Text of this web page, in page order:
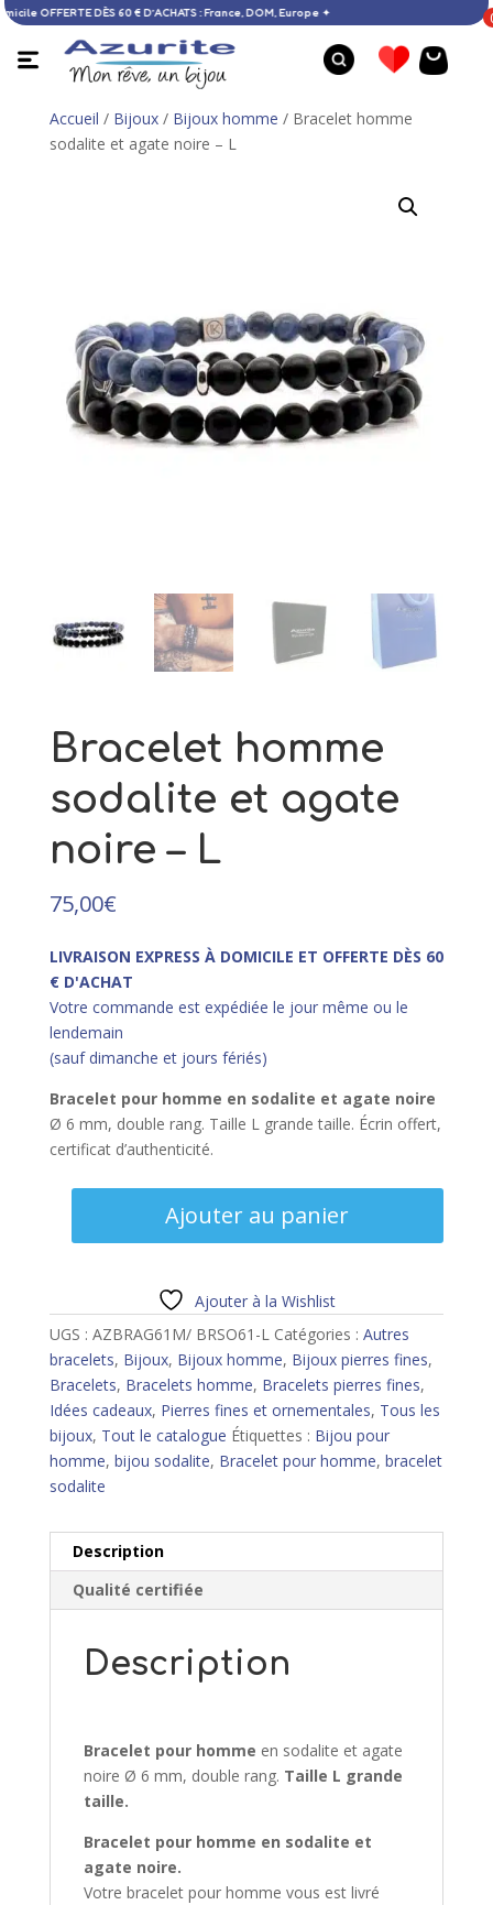
à domicile OFFERTE DÈS 60 € D’ACHATS : France, DOM, Europe ✦
Accueil / Bijoux/ Bijoux homme / Bracelet homme
sodalite et agate noire – L
Bracelet homme
sodalite et agate
noire – L
75,00€
LIVRAISON EXPRESS À DOMICILE ET OFFERTE DÈS 60
€ D'ACHAT
Votre commande est expédiée le jour même ou le
lendemain
(sauf dimanche et jours fériés)
Bracelet pour homme en sodalite et agate noire
Ø 6 mm, double rang. Taille L grande taille. Écrin offert,
certificat d’authenticité.
et
agate
noire
-
L
Ajouter au panier
Ajouter à la Wishlist
UGS : AZBRAG61M/ BRSO61-L Catégories : Autres
bracelets, Bijoux, Bijoux homme, Bijoux pierres fines,
Bracelets, Bracelets homme, Bracelets pierres fines,
Idées cadeaux, Pierres fines et ornementales, Tous les
bijoux, Tout le catalogue Étiquettes : Bijou pour
homme, bijou sodalite, Bracelet pour homme, bracelet
sodalite
Description
Qualité certifiée
Description
Bracelet pour homme en sodalite et agate
noire Ø 6 mm, double rang. Taille L grande
taille.
Bracelet pour homme en sodalite et
agate noire.
Votre bracelet pour homme vous est livré